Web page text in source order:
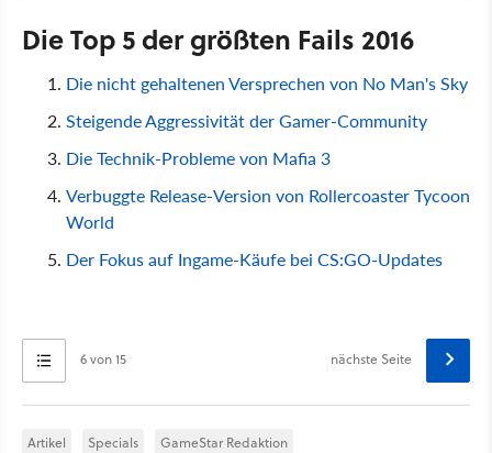
Die Top 5 der größten Fails 2016
Die nicht gehaltenen Versprechen von No Man's Sky
Steigende Aggressivität der Gamer-Community
Die Technik-Probleme von Mafia 3
Verbuggte Release-Version von Rollercoaster Tycoon
World
Der Fokus auf Ingame-Käufe bei CS:GO-Updates
6 von 15 nächste Seite
Artikel Specials GameStar Redaktion